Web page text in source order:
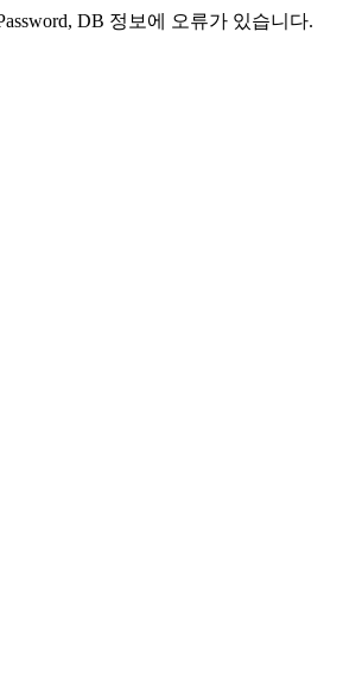
DB 정보에 오류가 있습니다.